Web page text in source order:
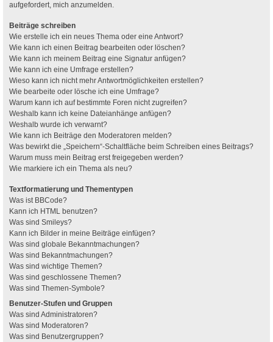
aufgefordert, mich anzumelden.
Beiträge schreiben
Wie erstelle ich ein neues Thema oder eine Antwort?
Wie kann ich einen Beitrag bearbeiten oder löschen?
Wie kann ich meinem Beitrag eine Signatur anfügen?
Wie kann ich eine Umfrage erstellen?
Wieso kann ich nicht mehr Antwortmöglichkeiten erstellen?
Wie bearbeite oder lösche ich eine Umfrage?
Warum kann ich auf bestimmte Foren nicht zugreifen?
Weshalb kann ich keine Dateianhänge anfügen?
Weshalb wurde ich verwarnt?
Wie kann ich Beiträge den Moderatoren melden?
Was bewirkt die „Speichern“-Schaltfläche beim Schreiben eines Beitrags?
Warum muss mein Beitrag erst freigegeben werden?
Wie markiere ich ein Thema als neu?
Textformatierung und Thementypen
Was ist BBCode?
Kann ich HTML benutzen?
Was sind Smileys?
Kann ich Bilder in meine Beiträge einfügen?
Was sind globale Bekanntmachungen?
Was sind Bekanntmachungen?
Was sind wichtige Themen?
Was sind geschlossene Themen?
Was sind Themen-Symbole?
Benutzer-Stufen und Gruppen
Was sind Administratoren?
Was sind Moderatoren?
Was sind Benutzergruppen?